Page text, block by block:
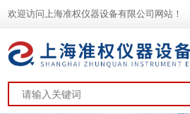
欢迎访问上海准权仪器设备有限公司网站！